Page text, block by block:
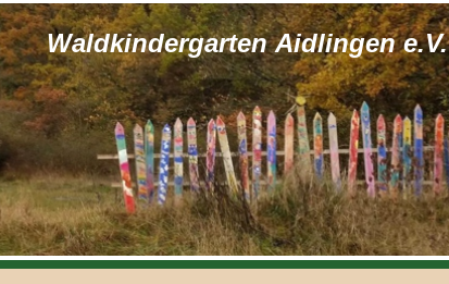
Waldkindergarten Aidlingen e.V.